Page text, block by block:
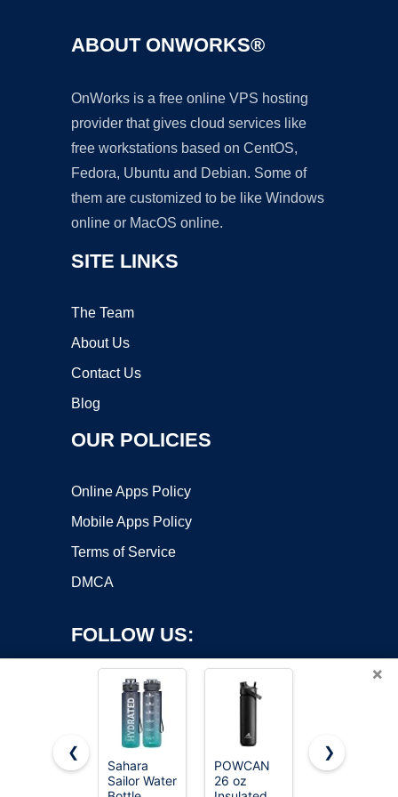
ABOUT ONWORKS®
OnWorks is a free online VPS hosting
provider that gives cloud services like
free workstations based on CentOS,
Fedora, Ubuntu and Debian. Some of
them are customized to be like Windows
online or MacOS online.
SITE LINKS
The Team
About Us
Contact Us
Blog
OUR POLICIES
Online Apps Policy
Mobile Apps Policy
Terms of Service
DMCA
FOLLOW US:
Copyright ©2026 OnWorks. All Rights Reserved. OnWorks® is a
×
❮
Sahara
Sailor Water
POWCAN
26 oz
Owala
❯